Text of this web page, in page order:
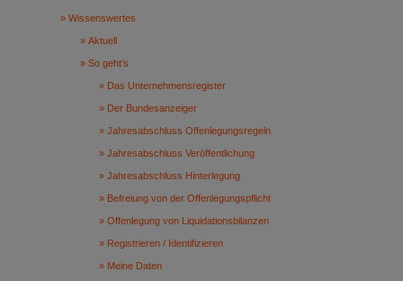
Wissenswertes
Aktuell
So geht’s
Das Unternehmensregister
Der Bundesanzeiger
Jahresabschluss Offenlegungsregeln
Jahresabschluss Veröffentlichung
Jahresabschluss Hinterlegung
Befreiung von der Offenlegungspflicht
Offenlegung von Liquidationsbilanzen
Registrieren / Identifizieren
Meine Daten